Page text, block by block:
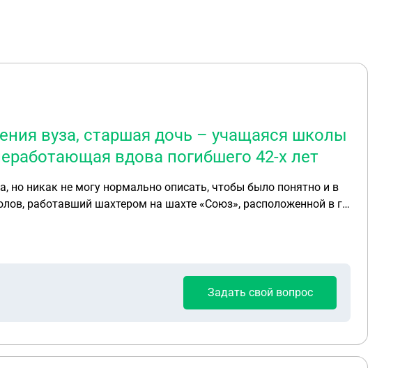
вуза, старшая дочь – учащаяся школы
вдова погибшего 42-х лет
но никак не могу нормально описать, чтобы было понятно и в
дневного отделения вуза, старшая дочь – учащаяся школы
Задать свой вопрос